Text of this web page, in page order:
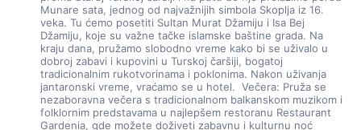
Munare sata, jednog od najvažnijih simbola Skoplja iz 16.
veka. Tu ćemo posetiti Sultan Murat Džamiju i Isa Bej
Džamiju, koje su važne tačke islamske baštine grada. Na
kraju dana, pružamo slobodno vreme kako bi se uživalo u
dobroj zabavi i kupovini u Turskoj čaršiji, bogatoj
tradicionalnim rukotvorinama i poklonima. Nakon uživanja
jantaronski vreme, vraćamo se u hotel.  Večera: Pruža se
nezaboravna večera s tradicionalnom balkanskom muzikom i
folklornim predstavama u najlepšem restoranu Restaurant
Gardenia, gde možete doživeti zabavnu i kulturnu noć